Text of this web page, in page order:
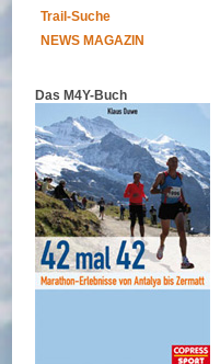
Trail-Suche
NEWS MAGAZIN
Das M4Y-Buch